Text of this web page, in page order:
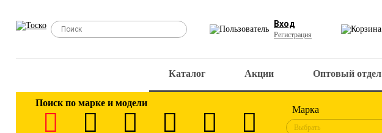
Вход
Регистрация
Каталог Акции Оптовый отдел
Поиск по марке и модели
Марка
Выбрать